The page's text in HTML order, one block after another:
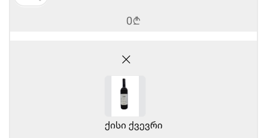
0b
ქისი ქვევრი